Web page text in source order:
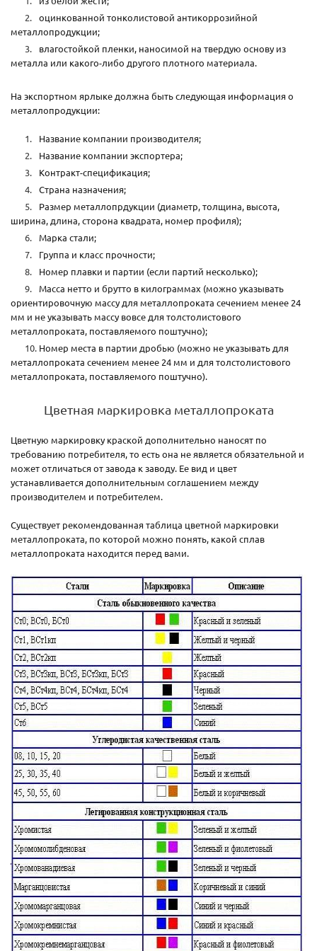
оцинкованной тонколистовой антикоррозийной
металлопродукции;
влагостойкой пленки, наносимой на твердую основу из
металла или какого-либо другого плотного материала.
На экспортном ярлыке должна быть следующая информация о
металлопродукции:
Название компании производителя;
Название компании экспортера;
Контракт-спецификация;
Страна назначения;
Размер металлопрдукции (диаметр, толщина, высота,
ширина, длина, сторона квадрата, номер профиля);
Марка стали;
Группа и класс прочности;
Номер плавки и партии (если партий несколько);
Масса нетто и брутто в килограммах (можно указывать
ориентировочную массу для металлопроката сечением менее 24
мм и не указывать массу вовсе для толстолистового
металлопроката, поставляемого поштучно);
Номер места в партии дробью (можно не указывать для
металлопроката сечением менее 24 мм и для толстолистового
металлопроката, поставляемого поштучно).
Цветная маркировка металлопроката
Цветную маркировку краской дополнительно наносят по
требованию потребителя, то есть она не является обязательной и
может отличаться от завода к заводу. Ее вид и цвет
устанавливается дополнительным соглашением между
производителем и потребителем.
Существует рекомендованная таблица цветной маркировки
металлопроката, по которой можно понять, какой сплав
металлопроката находится перед вами.